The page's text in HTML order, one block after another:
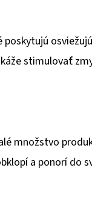
stimulovať
množstvo
a ponorí do